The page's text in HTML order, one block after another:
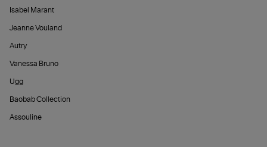
Isabel Marant
Jeanne Vouland
Autry
Vanessa Bruno
Ugg
Baobab Collection
Assouline